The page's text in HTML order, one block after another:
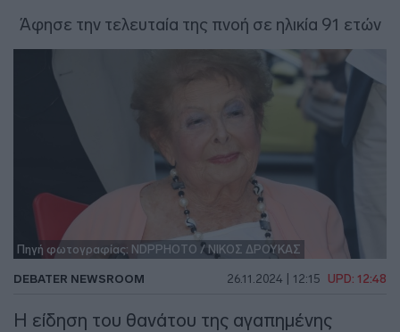
Άφησε την τελευταία της πνοή σε ηλικία 91 ετών
Πηγή φωτογραφίας: NDPPHOTO / ΝΙΚΟΣ ΔΡΟΥΚΑΣ
DEBATER NEWSROOM 26.11.2024 | 12:15 UPD: 12:48
Η είδηση του θανάτου της αγαπημένης